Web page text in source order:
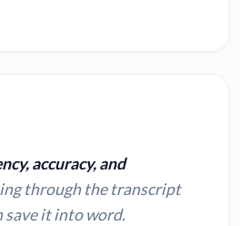
accuracy, and
through the transcript
save it into word.